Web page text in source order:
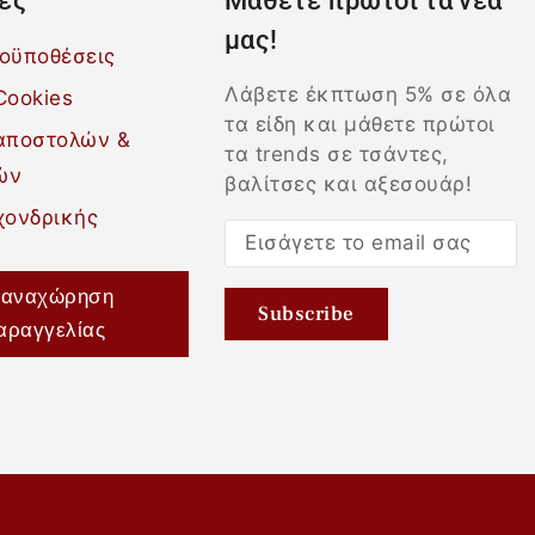
&
μας!
Λάβετε έκπτωση 5% σε όλα
τα είδη και μάθετε πρώτοι
τα trends σε τσάντες,
βαλίτσες και αξεσουάρ!